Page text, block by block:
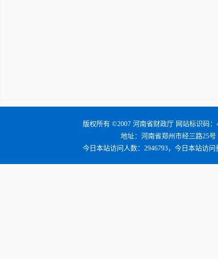
版权所有 ©2007 河南省财政厅 网站标识码：
地址：河南省郑州市经三路25号
今日本站访问人数：2946793，今日本站访问